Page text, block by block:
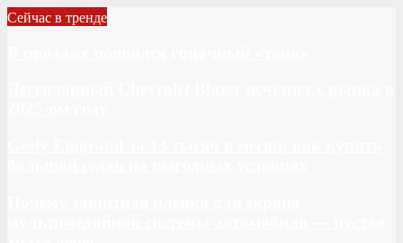
Сейчас в тренде